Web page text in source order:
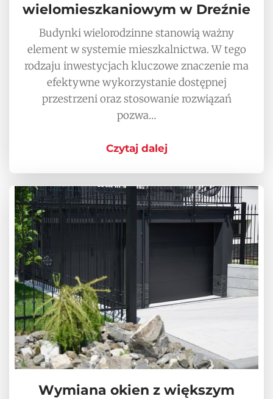
wielomieszkaniowym w Dreźnie
Budynki wielorodzinne stanowią ważny
element w systemie mieszkalnictwa. W tego
rodzaju inwestycjach kluczowe znaczenie ma
efektywne wykorzystanie dostępnej
przestrzeni oraz stosowanie rozwiązań
pozwa…
Czytaj dalej
Wymiana okien z większym